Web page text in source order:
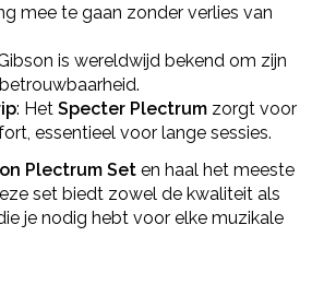
mee te gaan zonder verlies van
is wereldwijd bekend om zijn
: Het Specter Plectrum zorgt voor
essentieel voor lange sessies.
Plectrum Set en haal het meeste
set biedt zowel de kwaliteit als
je nodig hebt voor elke muzikale